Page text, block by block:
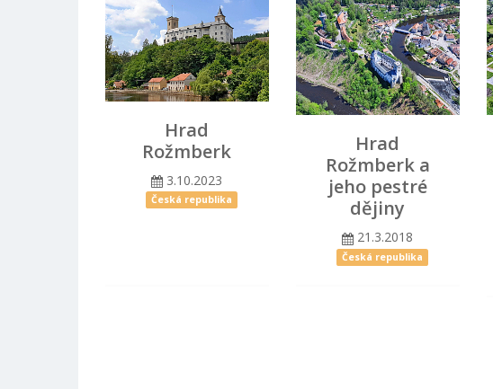
Hrad
Rožmberk
3.10.2023
Česká republika
Hrad
Rožmberk a
jeho pestré
dějiny
21.3.2018
Česká republika